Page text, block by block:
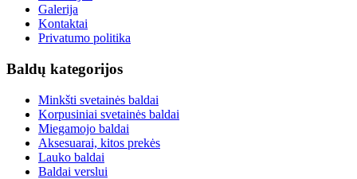
Galerija
Kontaktai
Privatumo politika
Baldų kategorijos
Minkšti svetainės baldai
Korpusiniai svetainės baldai
Miegamojo baldai
Aksesuarai, kitos prekės
Lauko baldai
Baldai verslui